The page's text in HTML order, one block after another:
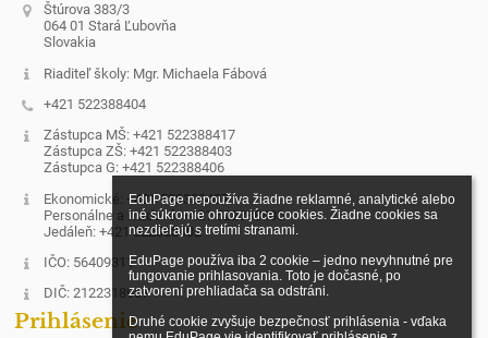
EduPage nepoužíva žiadne reklamné, analytické alebo
iné súkromie ohrozujúce cookies. Žiadne cookies sa
nezdieľajú s tretími stranami.
EduPage používa iba 2 cookie – jedno nevyhnutné pre
fungovanie prihlasovania. Toto je dočasné, po
zatvorení prehliadača sa odstráni.
Druhé cookie zvyšuje bezpečnosť prihlásenia - vďaka
Štúrova 383/3
064 01 Stará Ľubovňa
Slovakia
Riaditeľ školy: Mgr. Michaela Fábová
+421 522388404
Zástupca MŠ: +421 522388417
Zástupca ZŠ: +421 522388403
Zástupca G: +421 522388406
Ekonomické: +421 522388407
Personálne a mzdové: +421 522388400
Jedáleň: +421 522388402
IČO: 56409311
DIČ: 2122318957
Prihlásenie